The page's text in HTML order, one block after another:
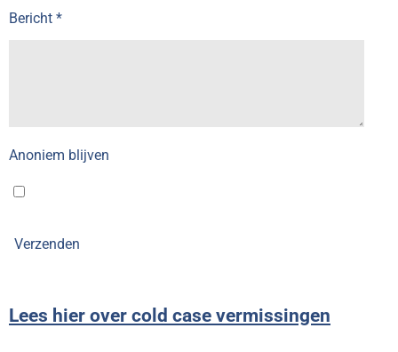
Bericht *
Anoniem blijven
Verzenden
Lees hier over cold case vermissingen